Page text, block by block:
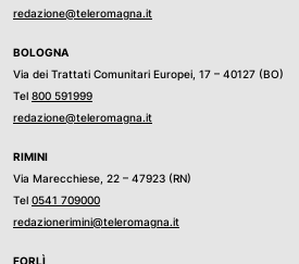
redazione@teleromagna.it
BOLOGNA
Via dei Trattati Comunitari Europei, 17 – 40127 (BO)
Tel 800 591999
redazione@teleromagna.it
RIMINI
Via Marecchiese, 22 – 47923 (RN)
Tel 0541 709000
redazionerimini@teleromagna.it
FORLÌ